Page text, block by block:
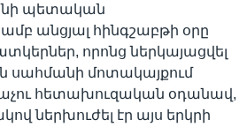
պետական
անցյալ հինգշաբթի օրը
որոնց ներկայացվել
սահմանի մոտակայքում
հետախուզական օդանավ,
ներխուժել էր այս երկրի